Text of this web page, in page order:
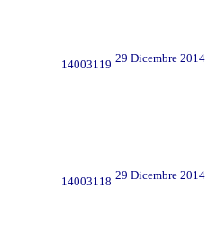
14003119 29 Dicembre 2014
14003118 29 Dicembre 2014